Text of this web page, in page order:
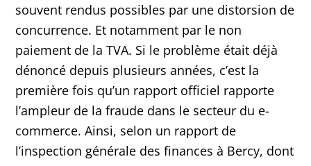
souvent rendus possibles par une distorsion de
concurrence. Et notamment par le non
paiement de la TVA. Si le problème était déjà
dénoncé depuis plusieurs années, c’est la
première fois qu’un rapport officiel rapporte
l’ampleur de la fraude dans le secteur du e-
commerce. Ainsi, selon un rapport de
l’inspection générale des finances à Bercy, dont